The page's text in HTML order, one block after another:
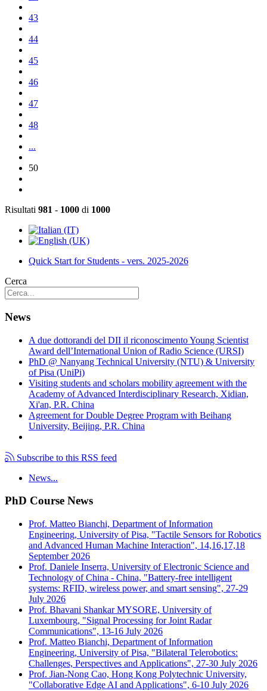
43
44
45
46
47
48
...
50
Risultati 981 - 1000 di 1000
Quick Start for Students - vers. 2025-2026
Cerca
News
A due dottorandi del DII il riconoscimento Young Scientist
Award dell’International Union of Radio Science (URSI)
PhD @ Nanyang Technical University (NTU) & University
of Pisa (UniPi)
Visiting students and scholars mobility agreement with the
Academy of Advanced Interdisciplinary Research, Xidian,
Xi'an, P.R. China
Agreement for Double Degree Program with Beihang
University, Beijing, P.R. China
Subscribe to this RSS feed
News...
PhD Course News
Prof. Matteo Bianchi, Department of Information
Engineering, University of Pisa, "Tactile Sensors for Robotics
and Advanced Human Machine Interaction", 14,16,17,18
September 2026
Prof. Daniele Inserra, University of Electronic Science and
Technology of China - China, "Battery-free intelligent
systems: RFID, wireless power, and smart sensing", 27-29
July 2026
Prof. Bhavani Shankar MYSORE, University of
Luxembourg, "Signal Processing for Joint Radar
Communications", 13-16 July 2026
Prof. Matteo Bianchi, Department of Information
Engineering, University of Pisa, "Bilateral Telerobotics:
Challenges, Perspectives and Applications", 27-30 July 2026
Prof. Jian-Nong Cao, Hong Kong Polytechnic University,
"Collaborative Edge AI and Applications", 6-10 July 2026